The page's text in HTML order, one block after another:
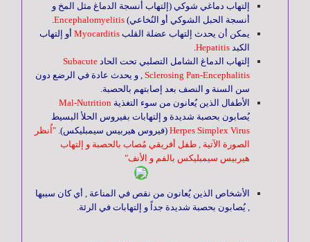
إلتهاب دماغي شوكي (إلتهاب أنسجة الدماغ مثل المخ و
أنسجة الحبل الشوكي أو النُخاعي)Encephalomyelitis
.
يمكن أن يحدث إلتهاب عضلة القلب Myocarditisأو إلتهاب
Hepatitis
.
إلتهاب الدماغ الشامل التصلبي تحت الحادSubacute
Sclerosing Pan-Encephalitis, و يحدث عادة في الرضع دون
سن السنة و النصف بعد إصابتهم بالحصبة.
الأطفال الذين يُعانون من سوء التغذية Mal-Nutrition
يُصابون بحصبة شديدة و إلتهابات بفيروس الحلأ البسيط
Herpes Simplex Virus (فيروس هيربيس سيمبليكس)."اُنظر
الصورة الآتية , طفل أفريقي مُصاب بالحصبة و إلتهاب
هيربيس سيمبليكس بالفم و الأنف"
الأشخاص الذين يُعانون من نقص في المناعة , أي كان سببها
, يُصابون بحصبة شديدة جداً و إلتهابات في الرئة.